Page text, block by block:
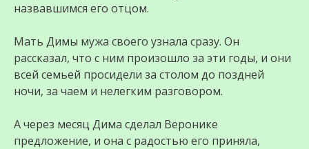
назвавшимся его отцом.
Мать Димы мужа своего узнала сразу. Он
рассказал, что с ним произошло за эти годы, и они
всей семьей просидели за столом до поздней
ночи, за чаем и нелегким разговором.
А через месяц Дима сделал Веронике
предложение, и она с радостью его приняла,